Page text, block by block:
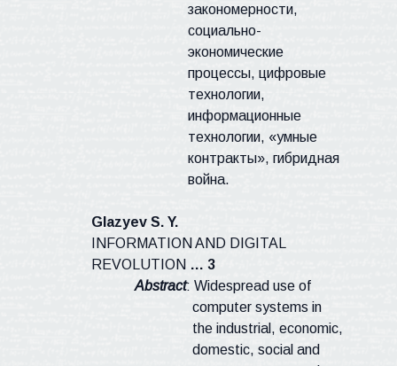
закономерности,
социально-
экономические
процессы, цифровые
технологии,
информационные
технологии, «умные
контракты», гибридная
война.
GlazyevS. Y.
INFORMATION AND DIGITAL
REVOLUTION … 3
Abstract: Widespread use of
computer systems in
the industrial, economic,
domestic,social and